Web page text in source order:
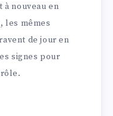
à nouveau en
les mêmes
de jour en
signes pour